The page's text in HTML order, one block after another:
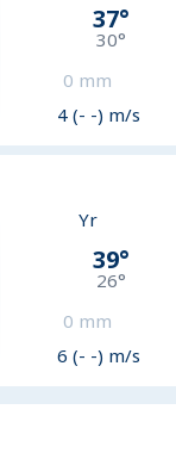
37°
30°
0 mm
4 (- -) m/s
Yr
39°
26°
0 mm
6 (- -) m/s